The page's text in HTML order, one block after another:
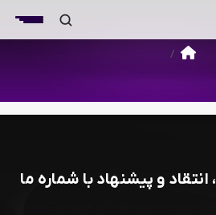
و پیشنهاد با شماره ما